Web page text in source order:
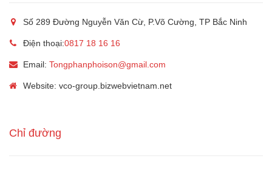
Số 289 Đường Nguyễn Văn Cừ, P.Võ Cường, TP Bắc Ninh
Điện thoại:0817 18 16 16
Email: Tongphanphoison@gmail.com
Website: vco-group.bizwebvietnam.net
Chỉ đường